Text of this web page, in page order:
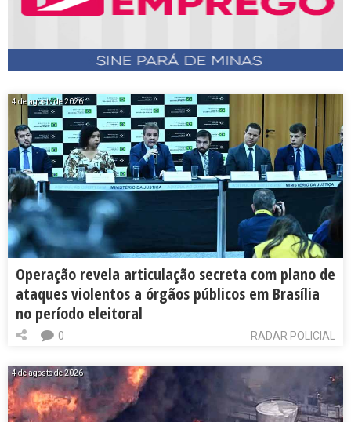
4 de agosto de 2026
Operação revela articulação secreta com plano de
ataques violentos a órgãos públicos em Brasília
no período eleitoral
RADAR POLICIAL
0
4 de agosto de 2026